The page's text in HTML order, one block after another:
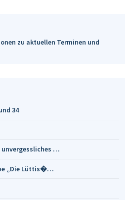
zu aktuellen Terminen und
34
unvergessliches …
„Die Lüttis�…